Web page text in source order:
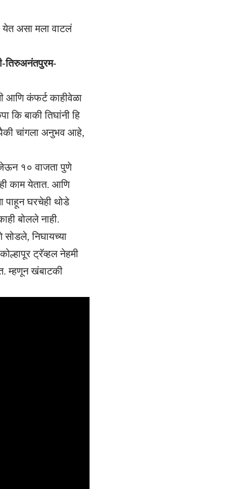
येत असा मला वाटलं
तिरुअनंतपुरम-
आणि कंफर्ट काहीवेळा
कि बाकी तिघांनी हि
चांगला अनुभव आहे,
१० वाजता पुणे
काम येतात. आणि
पाहून घरचेही थोडे
बोलले नाही.
निघायच्या
ट्रॅव्हल नेहमी
म्हणून खंबाटकी